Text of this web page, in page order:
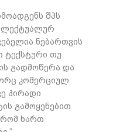
შპს
ნებართვის
ტექსტური თუ
გადმოწერა და
კომერციულ
პირადი
გამოყენებით
რომ ხართ